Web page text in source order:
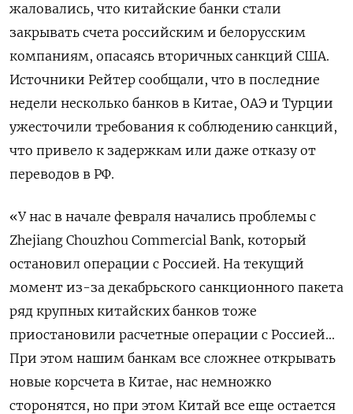
жаловались, что китайские банки стали
закрывать счета российским и белорусским
компаниям, опасаясь вторичных санкций США.
Источники Рейтер сообщали, что в последние
недели несколько банков в Китае, ОАЭ и Турции
ужесточили требования к соблюдению санкций,
что привело к задержкам или даже отказу от
переводов в РФ.
«У нас в начале февраля начались проблемы c
Zhejiang Chouzhou Commercial Bank, который
остановил операции с Россией. На текущий
момент из-за декабрьского санкционного пакета
ряд крупных китайских банков тоже
приостановили расчетные операции с Россией...
При этом нашим банкам все сложнее открывать
новые корсчета в Китае, нас немножко
сторонятся, но при этом Китай все еще остается